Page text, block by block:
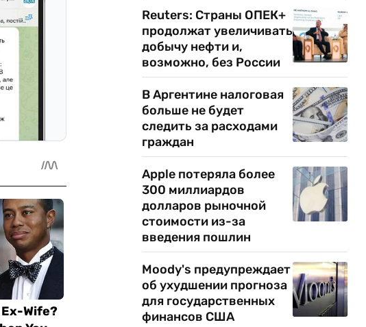
Reuters: Страны ОПЕК+
продолжат увеличивать
добычу нефти и,
возможно, без России
В Аргентине налоговая
больше не будет
следить за расходами
граждан
Apple потеряла более
300 миллиардов
долларов рыночной
стоимости из-за
введения пошлин
Moody's предупреждает
об ухудшении прогноза
для государственных
финансов США